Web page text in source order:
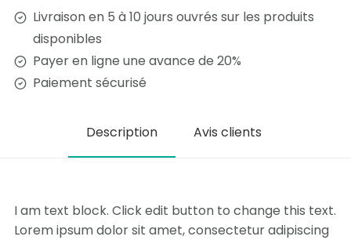
Livraison en 5 à 10 jours ouvrés sur les produits
disponibles
Payer en ligne une avance de 20%
Paiement sécurisé
Description Avis clients
I am text block. Click edit button to change this text.
Lorem ipsum dolor sit amet, consectetur adipiscing